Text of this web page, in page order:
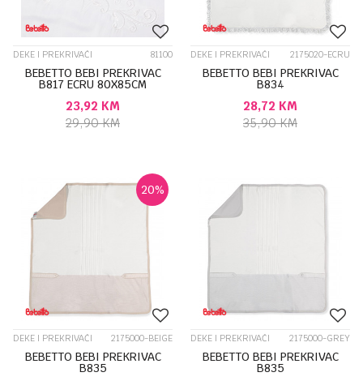
DEKE I PREKRIVAČI 81100
BEBETTO BEBI PREKRIVAC
B817 ECRU 80X85CM
23,92 KM
29,90KM
DEKE I PREKRIVAČI 2175020-ECRU
BEBETTO BEBI PREKRIVAC
B834
28,72 KM
35,90KM
20%
DEKE I PREKRIVAČI 2175000-BEIGE
BEBETTO BEBI PREKRIVAC
B835
DEKE I PREKRIVAČI 2175000-GREY
BEBETTO BEBI PREKRIVAC
B835